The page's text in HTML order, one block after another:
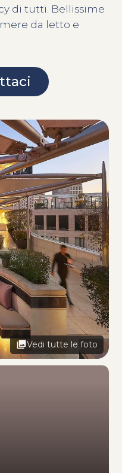
di tutti. Bellissime
da letto e
Vedi tutte le foto